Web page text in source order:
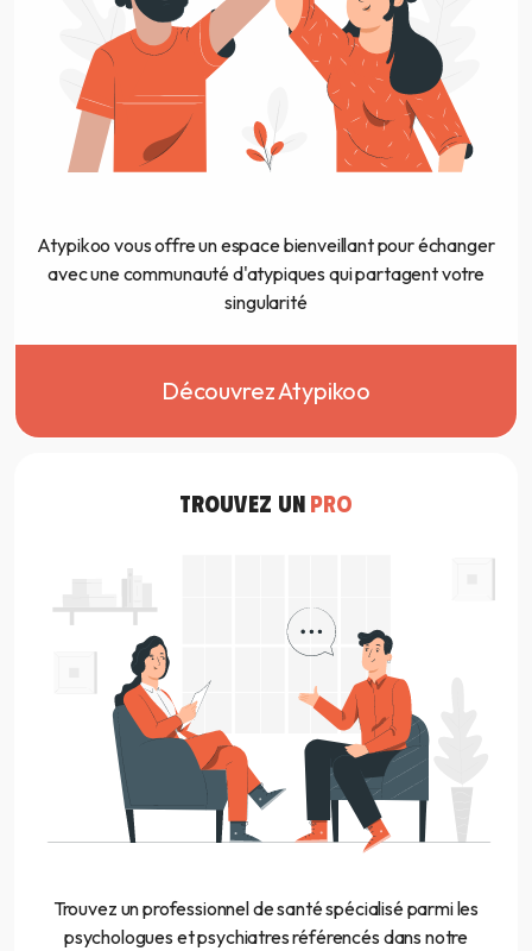
Atypikoo vous offre un espace bienveillant pour échanger
avec une communauté d'atypiques qui partagent votre
singularité
Découvrez Atypikoo
TROUVEZ UN PRO
Trouvez un professionnel de santé spécialisé parmi les
psychologues et psychiatres référencés dans notre